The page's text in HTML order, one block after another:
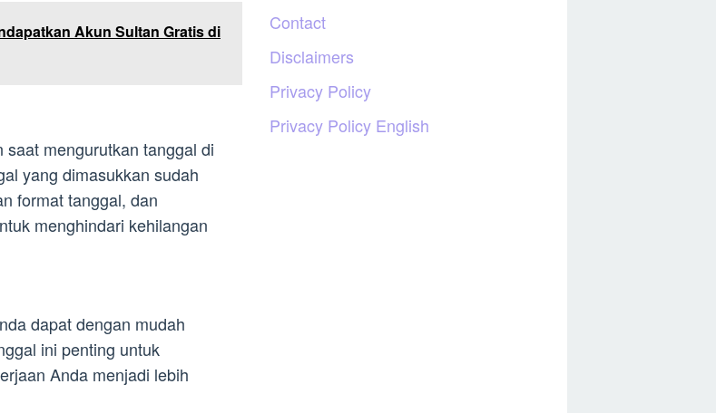
Akun Sultan Gratis di
mengurutkan tanggal di
yang dimasukkan sudah
format tanggal, dan
menghindari kehilangan
dapat dengan mudah
ini penting untuk
Anda menjadi lebih
Contact
Disclaimers
Privacy Policy
Privacy Policy English